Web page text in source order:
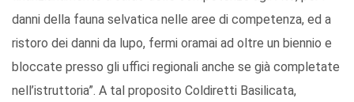
danni della fauna selvatica nelle aree di competenza, ed a
ristoro dei danni da lupo, fermi oramai ad oltre un biennio e
bloccate presso gli uffici regionali anche se già completate
nell’istruttoria”. A tal proposito Coldiretti Basilicata,